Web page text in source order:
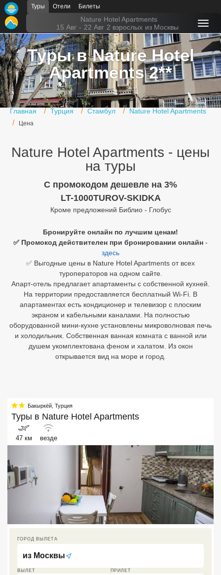
Туры Отели Билеты
Nature Hotel Apartments
15 Авг - 22 Авг 2 взрослых из Москвы
Туры в Nature Hotel
Apartments 2**
Главная Турция Стамбул Nature Hotel Apartments
Цена
Nature Hotel Apartments - цены
на туры
C промокодом дешевле на 3%
LT-1000TUROV-SKIDKA
Кроме предложений Библио - Глобус
Бронируйте онлайн по лучшим ценам!
✅ Промокод действителен при бронировании онлайн -
здесь
✅ Выгодные цены в Nature Hotel Apartments от всех
туроператоров на одном сайте.
Апарт-отель предлагает апартаменты с собственной кухней.
На территории предоставляется бесплатный Wi-Fi. В
апартаментах есть кондиционер и телевизор с плоским
экраном и кабельными каналами. На полностью
оборудованной мини-кухне установлены микроволновая печь
и холодильник. Собственная ванная комната с ванной или
душем укомплектована феном и халатом. Из окон
открывается вид на море и город.
Бакыркёй Турция
Туры в Nature Hotel Apartments
47 км везде
ВЫЛЕТ ПРИЛЕТ
ГОРОД ВЫЛЕТА
из Москвы
Главная
Горящие туры
Туры в Турцию
Туры в Египет
Туры в ОАЭ
Офис г. Москва
Египет
Бали
Вьетнам
Хайнань
Северный Гоа
Абхазия
Большой Сочи
Экскурсионные туры
VIP отели 5 звезд
ТОП 10 лучших отелей 5*